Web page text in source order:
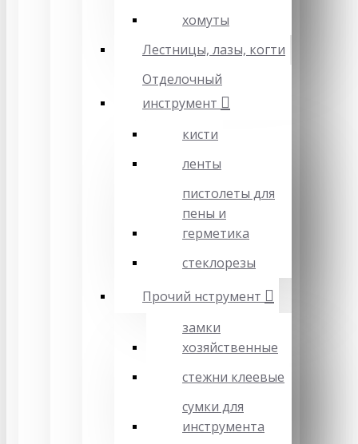
хомуты
Лестницы, лазы, когти
Отделочный
инструмент
кисти
ленты
пистолеты для
пены и
герметика
стеклорезы
Прочий нструмент
замки
хозяйственные
стежни клеевые
сумки для
инструмента